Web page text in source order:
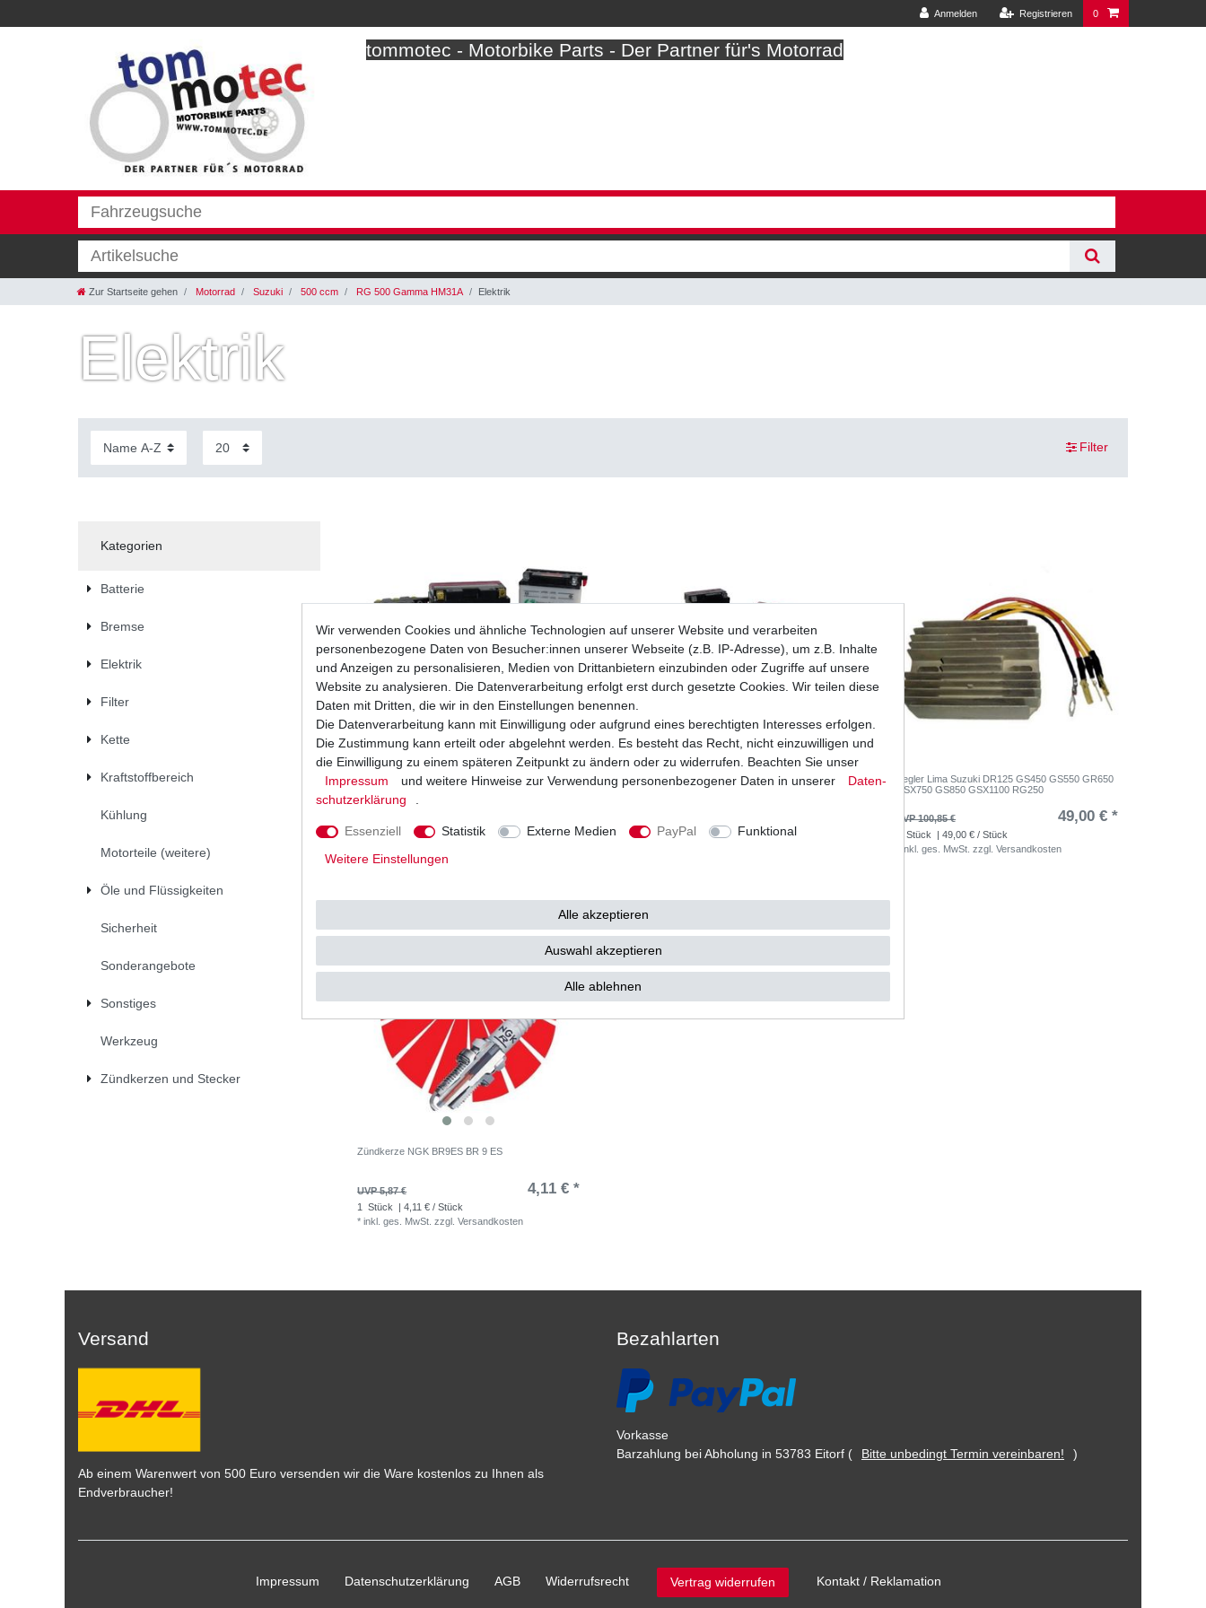
Anmelden Registrieren 0
tommotec - Motorbike Parts - Der Partner für's Motorrad
Zur Startseite gehen Motorrad Suzuki 500 ccm RG 500 Gamma HM31A Elektrik
Elektrik
Filter
Kategorien
Batterie
Bremse
Elektrik
Filter
Kette
Kraftstoffbereich
Kühlung
Motorteile (weitere)
Öle und Flüssigkeiten
Sicherheit
Sonderangebote
Sonstiges
Werkzeug
Zündkerzen und Stecker
Batterie Zubehör YTX5L-BS
1 Stück | 18,12 € / Stück
GEL Batterie aus dem Zubehör YTX5L-BS
1 Stück | 31,83 € / Stück
Regler Lima Suzuki DR125 GS450 GS550 GR650
GSX750 GS850 GSX1100 RG250
UVP 100,85 € 49,00 € *
Stück
| 49,00 € / Stück
inkl. ges. MwSt. zzgl.Versandkosten
Zündkerze NGK BR9ES BR 9 ES
UVP 5,87 € 4,11 € *
1 Stück
| 4,11 € / Stück
*inkl. ges. MwSt. zzgl.Versandkosten
Versand
Ab einem Warenwert von 500 Euro versenden wir die Ware kostenlos zu Ihnen als
Endverbraucher!
Bezahlarten
Vorkasse
Barzahlung bei Abholung in 53783 Eitorf (
Bitte unbedingt Termin vereinbaren! )
Impressum Daten­schutz­erklärung AGB Widerrufs­recht Vertrag widerrufen Kontakt / Reklamation
Wir verwenden Cookies und ähnliche Technologien auf unserer Website und verarbeiten
personenbezogene Daten von Besucher:innen unserer Webseite (z.B. IP-Adresse), um z.B. Inhalte
und Anzeigen zu personalisieren, Medien von Drittanbietern einzubinden oder Zugriffe auf unsere
Website zu analysieren. Die Datenverarbeitung erfolgt erst durch gesetzte Cookies. Wir teilen diese
Daten mit Dritten, die wir in den Einstellungen benennen.
Die Datenverarbeitung kann mit Einwilligung oder aufgrund eines berechtigten Interesses erfolgen.
Die Zustimmung kann erteilt oder abgelehnt werden. Es besteht das Recht, nicht einzuwilligen und
die Einwilligung zu einem späteren Zeitpunkt zu ändern oder zu widerrufen. Beachten Sie unser
Impressum
und weitere Hinweise zur Verwendung personenbezogener Daten in unserer
Daten­
schutz­erklärung
Essenziell Statistik Externe Medien PayPal
Funktional
Weitere Einstellungen
Alle akzeptieren
Auswahl akzeptieren
Alle ablehnen